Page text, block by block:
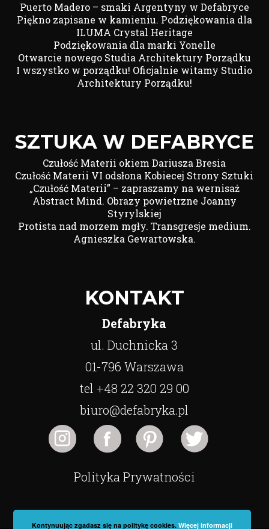
Puerto Madero – smaki Argentyny w Defabryce
Piękno zapisane w kamieniu. Podziękowania dla
ILUMA Crystal Heritage
Podziękowania dla marki Yonelle
Otwarcie nowego Studia Architektury Porządku
I wszystko w porządku! Oficjalnie witamy Studio
Architektury Porządku!
SZTUKA W DEFABRYCE
Czułość Materii okiem Dariusza Bresia
Czułość Materii VI odsłona Kobiecej Strony Sztuki
„Czułość Materii” – zapraszamy na wernisaż
Abstract Mind. Obrazy powietrzne Joanny
Styrylskiej
Protista nad morzem mgły. Transgresje medium.
Agnieszka Gewartowska.
KONTAKT
Defabryka
ul. Duchnicka 3
01-796 Warszawa
tel +48 22 320 29 00
biuro@defabryka.pl
Polityka Prywatności
Kontynuując zgadasz się na politykę cookies.Więcej informacji